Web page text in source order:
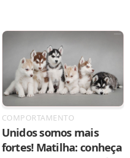
COMPORTAMENTO
Unidos somos mais
fortes! Matilha: conheça